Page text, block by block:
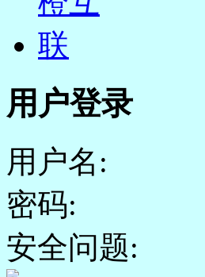
用户登录
用户名:
密码:
安全问题: